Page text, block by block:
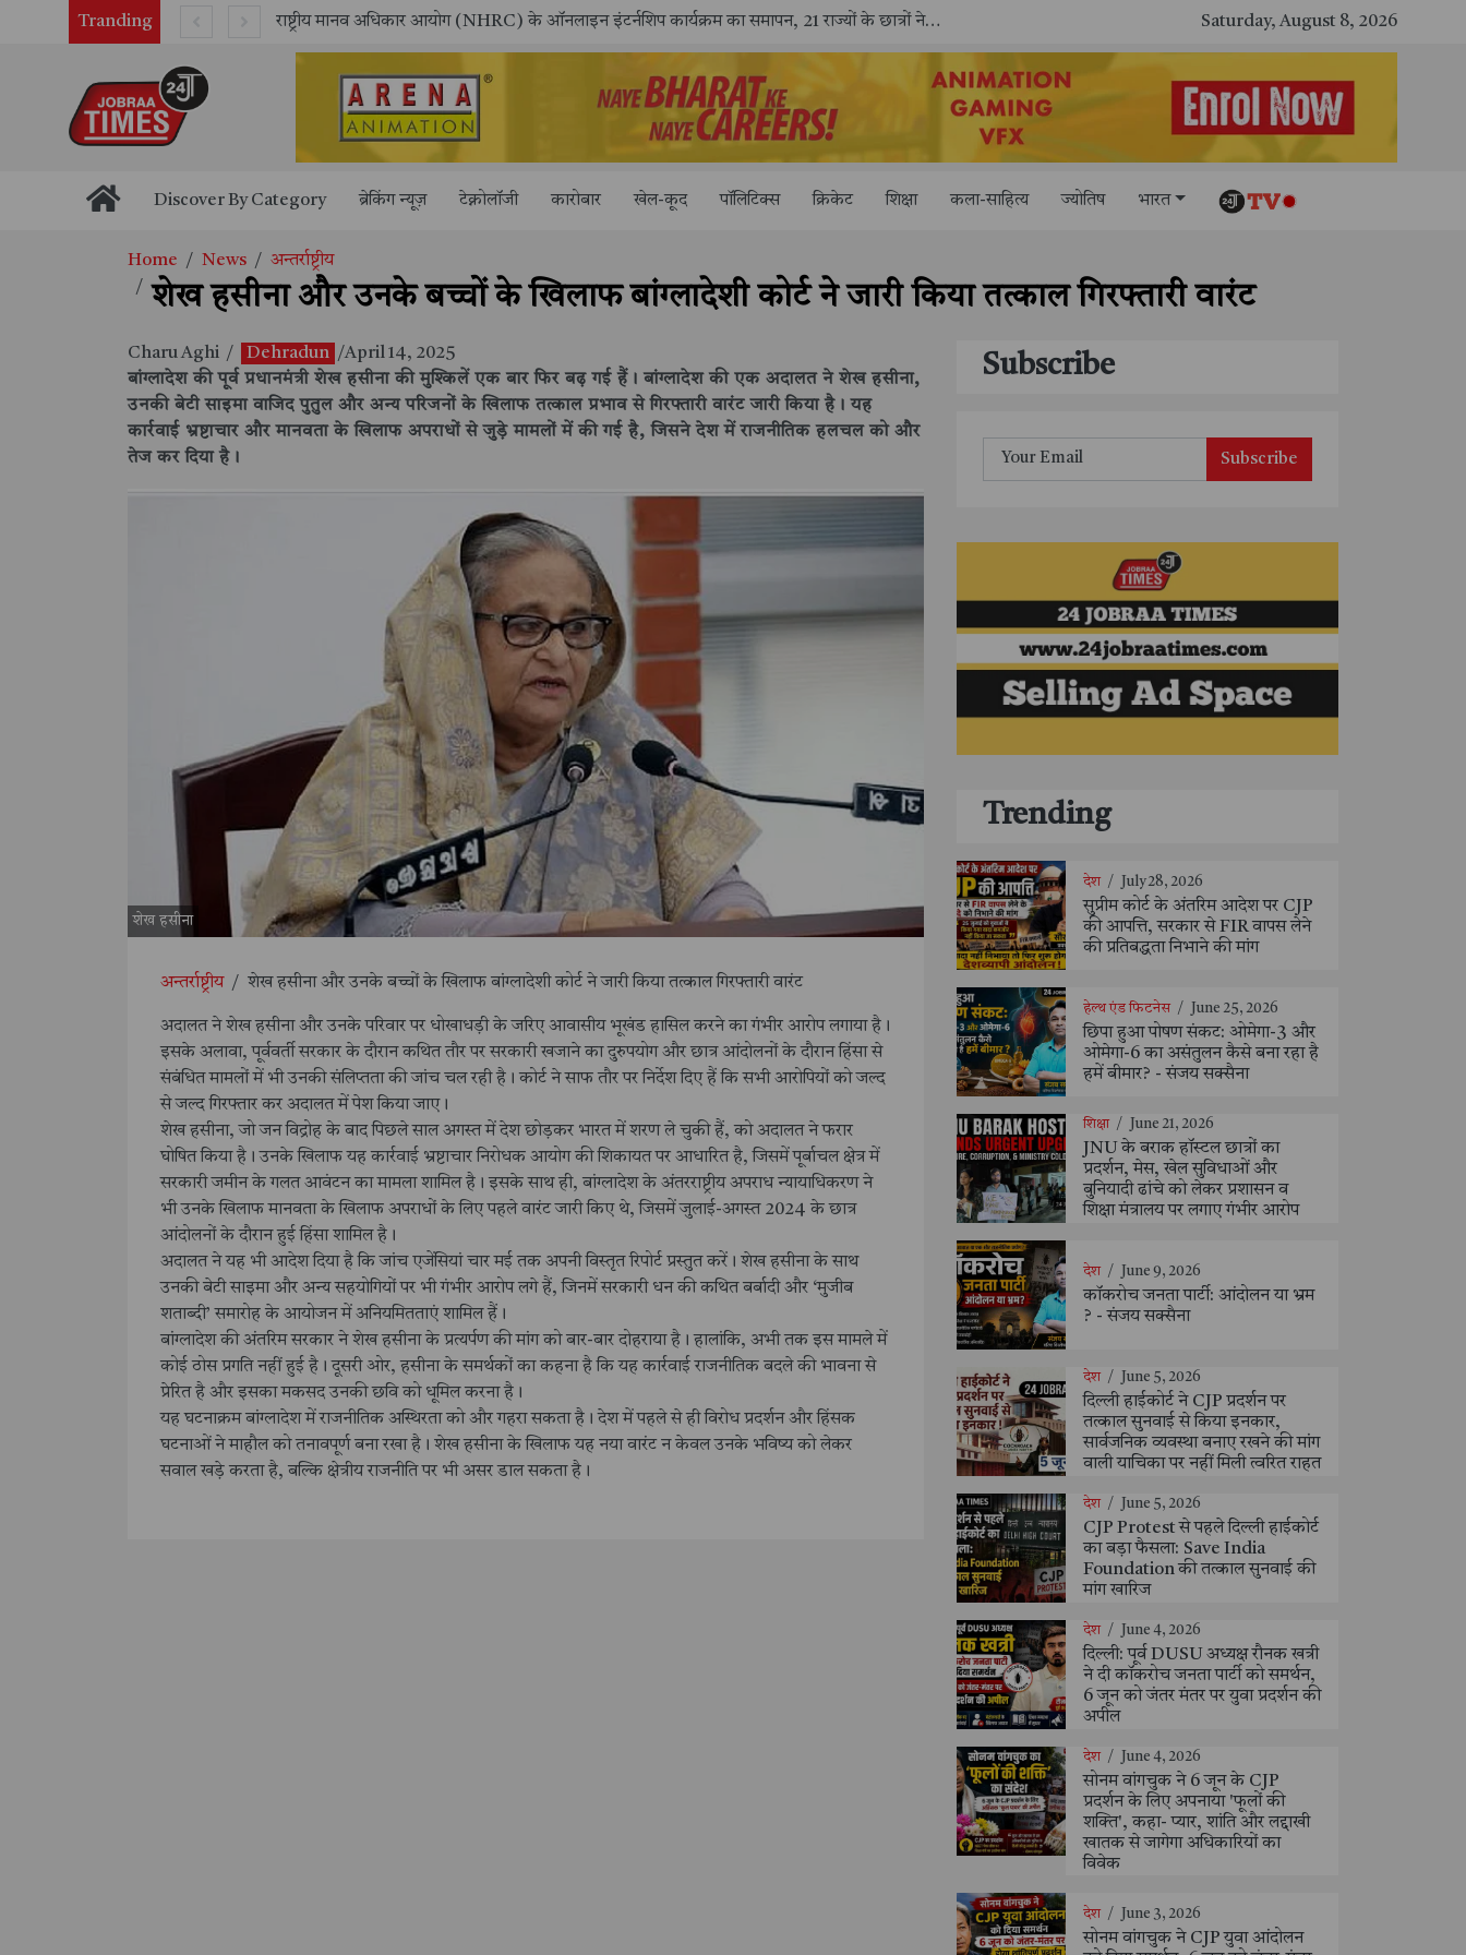
Tranding राष्ट्रीय मानव अधिकार आयोग (NHRC) के ऑनलाइन इंटर्नशिप कार्यक्रम का समापन, 21 राज्यों के छात्रों ने किया सफलतापूर्वक पूर्ण "आपकी पूंजी, आपका अधिकार" अभियान का भव्य शुभारंभ
Saturday, August 8, 2026
Discover By Category ब्रेकिंग न्यूज़ टेक्नोलॉजी कारोबार खेल-कूद पॉलिटिक्स क्रिकेट शिक्षा कला-साहित्य ज्योतिष भारत
Home News अन्तर्राष्ट्रीय
शेख हसीना और उनके बच्चों के खिलाफ बांग्लादेशी कोर्ट ने जारी किया तत्काल गिरफ्तारी वारंट
Charu Aghi / Dehradun /April 14, 2025
बांग्लादेश की पूर्व प्रधानमंत्री शेख हसीना की मुश्किलें एक बार फिर बढ़ गई हैं। बांग्लादेश की एक अदालत ने शेख हसीना,
उनकी बेटी साइमा वाजिद पुतुल और अन्य परिजनों के खिलाफ तत्काल प्रभाव से गिरफ्तारी वारंट जारी किया है। यह
कार्रवाई भ्रष्टाचार और मानवता के खिलाफ अपराधों से जुड़े मामलों में की गई है, जिसने देश में राजनीतिक हलचल को और
तेज कर दिया है।
शेख हसीना
अन्तर्राष्ट्रीय / शेख हसीना और उनके बच्चों के खिलाफ बांग्लादेशी कोर्ट ने जारी किया तत्काल गिरफ्तारी वारंट
अदालत ने शेख हसीना और उनके परिवार पर धोखाधड़ी के जरिए आवासीय भूखंड हासिल करने का गंभीर आरोप लगाया है।
इसके अलावा, पूर्ववर्ती सरकार के दौरान कथित तौर पर सरकारी खजाने का दुरुपयोग और छात्र आंदोलनों के दौरान हिंसा से
संबंधित मामलों में भी उनकी संलिप्तता की जांच चल रही है। कोर्ट ने साफ तौर पर निर्देश दिए हैं कि सभी आरोपियों को जल्द
से जल्द गिरफ्तार कर अदालत में पेश किया जाए।
शेख हसीना, जो जन विद्रोह के बाद पिछले साल अगस्त में देश छोड़कर भारत में शरण ले चुकी हैं, को अदालत ने फरार
घोषित किया है। उनके खिलाफ यह कार्रवाई भ्रष्टाचार निरोधक आयोग की शिकायत पर आधारित है, जिसमें पूर्बाचल क्षेत्र में
सरकारी जमीन के गलत आवंटन का मामला शामिल है। इसके साथ ही, बांग्लादेश के अंतरराष्ट्रीय अपराध न्यायाधिकरण ने
भी उनके खिलाफ मानवता के खिलाफ अपराधों के लिए पहले वारंट जारी किए थे, जिसमें जुलाई-अगस्त 2024 के छात्र
आंदोलनों के दौरान हुई हिंसा शामिल है।
अदालत ने यह भी आदेश दिया है कि जांच एजेंसियां चार मई तक अपनी विस्तृत रिपोर्ट प्रस्तुत करें। शेख हसीना के साथ
उनकी बेटी साइमा और अन्य सहयोगियों पर भी गंभीर आरोप लगे हैं, जिनमें सरकारी धन की कथित बर्बादी और ‘मुजीब
शताब्दी’ समारोह के आयोजन में अनियमितताएं शामिल हैं।
बांग्लादेश की अंतरिम सरकार ने शेख हसीना के प्रत्यर्पण की मांग को बार-बार दोहराया है। हालांकि, अभी तक इस मामले में
कोई ठोस प्रगति नहीं हुई है। दूसरी ओर, हसीना के समर्थकों का कहना है कि यह कार्रवाई राजनीतिक बदले की भावना से
प्रेरित है और इसका मकसद उनकी छवि को धूमिल करना है।
यह घटनाक्रम बांग्लादेश में राजनीतिक अस्थिरता को और गहरा सकता है। देश में पहले से ही विरोध प्रदर्शन और हिंसक
घटनाओं ने माहौल को तनावपूर्ण बना रखा है। शेख हसीना के खिलाफ यह नया वारंट न केवल उनके भविष्य को लेकर
सवाल खड़े करता है, बल्कि क्षेत्रीय राजनीति पर भी असर डाल सकता है।
Subscribe
Subscribe
Trending
देश / July 28, 2026
सुप्रीम कोर्ट के अंतरिम आदेश पर CJP
की आपत्ति, सरकार से FIR वापस लेने
की प्रतिबद्धता निभाने की मांग
हेल्थ एंड फिटनेस / June 25, 2026
छिपा हुआ पोषण संकट: ओमेगा-3 और
ओमेगा-6 का असंतुलन कैसे बना रहा है
हमें बीमार? - संजय सक्सैना
शिक्षा / June 21, 2026
JNU के बराक हॉस्टल छात्रों का
प्रदर्शन, मेस, खेल सुविधाओं और
बुनियादी ढांचे को लेकर प्रशासन व
शिक्षा मंत्रालय पर लगाए गंभीर आरोप
देश / June 9, 2026
कॉकरोच जनता पार्टी: आंदोलन या भ्रम
? - संजय सक्सैना
देश / June 5, 2026
दिल्ली हाईकोर्ट ने CJP प्रदर्शन पर
तत्काल सुनवाई से किया इनकार,
सार्वजनिक व्यवस्था बनाए रखने की मांग
वाली याचिका पर नहीं मिली त्वरित राहत
देश / June 5, 2026
CJP Protest से पहले दिल्ली हाईकोर्ट
का बड़ा फैसला: Save India
Foundation की तत्काल सुनवाई की
मांग खारिज
देश / June 4, 2026
दिल्ली: पूर्व DUSU अध्यक्ष रौनक खत्री
ने दी कॉकरोच जनता पार्टी को समर्थन,
6 जून को जंतर मंतर पर युवा प्रदर्शन की
अपील
देश / June 4, 2026
सोनम वांगचुक ने 6 जून के CJP
प्रदर्शन के लिए अपनाया 'फूलों की
शक्ति', कहा- प्यार, शांति और लद्दाखी
खातक से जागेगा अधिकारियों का
विवेक
देश / June 3, 2026
सोनम वांगचुक ने CJP युवा आंदोलन